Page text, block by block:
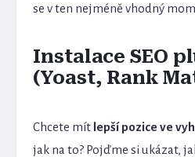
se v ten nejméně vhodný
Instalace SEO
(Yoast, Rank
Chcete mít lepší pozice ve
jak na to? Pojďme si ukázat,